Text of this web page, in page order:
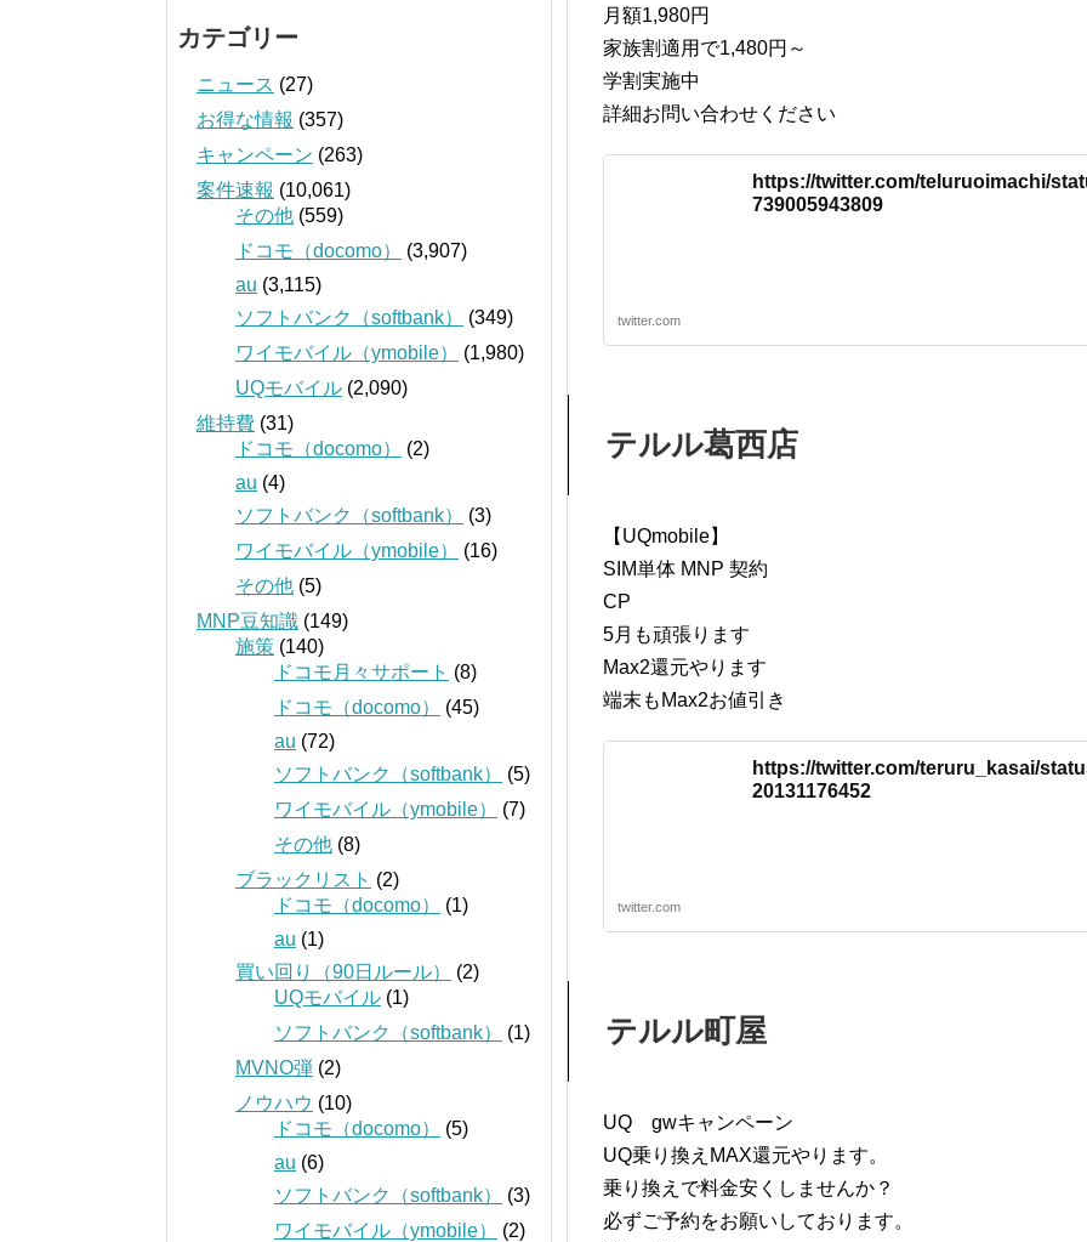
月額1,980円
家族割適用で1,480円～
学割実施中
詳細お問い合わせください
https://twitter.com/teluruoimachi/
739005943809
twitter.com
テルル葛西店
【UQmobile】
SIM単体 MNP 契約
CP
5月も頑張ります
Max2還元やります
端末もMax2お値引き
https://twitter.com/teruru_kasai/
20131176452
twitter.com
テルル町屋
UQ gwキャンペーン
UQ乗り換えMAX還元やります。
乗り換えで料金安くしませんか？
必ずご予約をお願いしております。
カテゴリー
ニュース (27)
お得な情報 (357)
キャンペーン (263)
案件速報 (10,061)
その他 (559)
ドコモ（docomo）
(3,907)
au (3,115)
ソフトバンク（softbank）
(349)
ワイモバイル（ymobile）
(1,980)
UQモバイル (2,090)
維持費 (31)
ドコモ（docomo）
(2)
au (4)
ソフトバンク（softbank）
(3)
ワイモバイル（ymobile）
(16)
その他 (5)
MNP豆知識 (149)
施策 (140)
ドコモ月々サポート (8)
ドコモ（docomo）
(45)
au (72)
ソフトバンク（softbank）
(5)
ワイモバイル（ymobile）
(7)
その他 (8)
ブラックリスト (2)
ドコモ（docomo）
(1)
au (1)
買い回り（90日ルール）
(2)
UQモバイル (1)
ソフトバンク（softbank）
(1)
MVNO弾 (2)
ノウハウ (10)
ドコモ（docomo）
(5)
au (6)
ソフトバンク（softbank）
(3)
ワイモバイル（ymobile）
(2)